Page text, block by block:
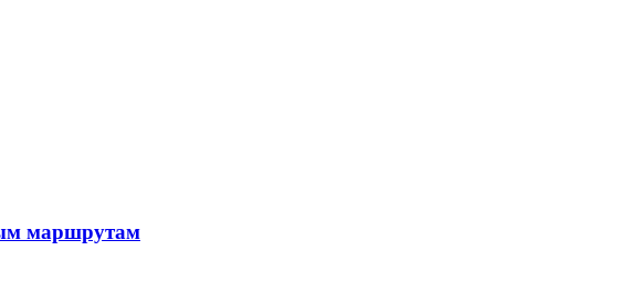
маршрутам